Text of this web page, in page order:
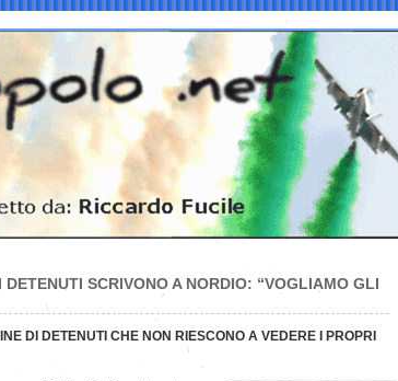
SCRIVONO A NORDIO: “VOGLIAMO GLI
DI DETENUTI CHE NON RIESCONO A VEDERE I PROPRI